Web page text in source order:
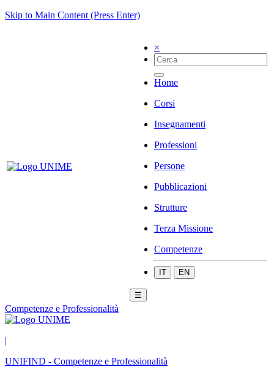
Skip to Main Content (Press Enter)
×
Home
Corsi
Insegnamenti
Professioni
Persone
Pubblicazioni
Strutture
Terza Missione
Competenze
IT EN
☰
Competenze e Professionalità
|
UNIFIND - Competenze e Professionalità